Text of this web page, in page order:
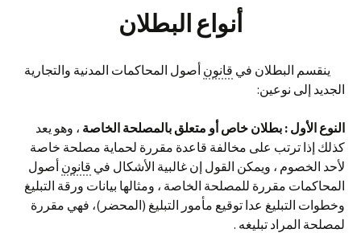
أنواع البطلان
ينقسم البطلان في قانون أصول المحاكمات المدنية والتجارية
الجديد إلى نوعين:
النوع الأول : بطلان خاص أو متعلق بالمصلحة الخاصة ، وهو يعد
كذلك إذا ترتب على مخالفة قاعدة مقررة لحماية مصلحة خاصة
لأحد الخصوم ، ويمكن القول إن غالبية الأشكال في قانون أصول
المحاكمات مقررة للمصلحة الخاصة ، ومثالها بيانات ورقة التبليغ
وخطوات التبليغ عدا توقيع مأمور التبليغ (المحضر)، فهي مقررة
لمصلحة المراد تبليغه .